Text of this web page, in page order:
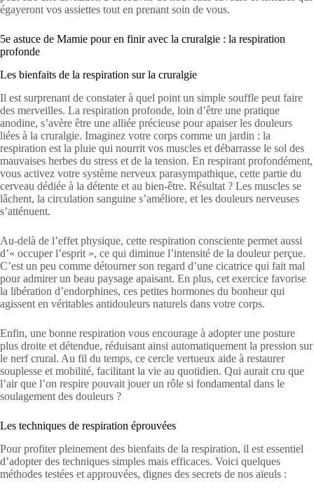
égayeront vos assiettes tout en prenant soin de vous.
5e astuce de Mamie pour en finir avec la cruralgie : la respiration
profonde
Les bienfaits de la respiration sur la cruralgie
Il est surprenant de constater à quel point un simple souffle peut faire
des merveilles. La respiration profonde, loin d’être une pratique
anodine, s’avère être une alliée précieuse pour apaiser les douleurs
liées à la cruralgie. Imaginez votre corps comme un jardin : la
respiration est la pluie qui nourrit vos muscles et débarrasse le sol des
mauvaises herbes du stress et de la tension. En respirant profondément,
vous activez votre système nerveux parasympathique, cette partie du
cerveau dédiée à la détente et au bien-être. Résultat ? Les muscles se
lâchent, la circulation sanguine s’améliore, et les douleurs nerveuses
s’atténuent.
Au-delà de l’effet physique, cette respiration consciente permet aussi
d’« occuper l’esprit », ce qui diminue l’intensité de la douleur perçue.
C’est un peu comme détourner son regard d’une cicatrice qui fait mal
pour admirer un beau paysage apaisant. En plus, cet exercice favorise
la libération d’endorphines, ces petites hormones du bonheur qui
agissent en véritables antidouleurs naturels dans votre corps.
Enfin, une bonne respiration vous encourage à adopter une posture
plus droite et détendue, réduisant ainsi automatiquement la pression sur
le nerf crural. Au fil du temps, ce cercle vertueux aide à restaurer
souplesse et mobilité, facilitant la vie au quotidien. Qui aurait cru que
l’air que l’on respire pouvait jouer un rôle si fondamental dans le
soulagement des douleurs ?
Les techniques de respiration éprouvées
Pour profiter pleinement des bienfaits de la respiration, il est essentiel
d’adopter des techniques simples mais efficaces. Voici quelques
méthodes testées et approuvées, dignes des secrets de nos aïeuls :